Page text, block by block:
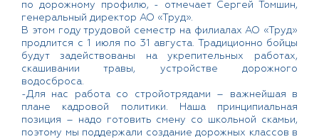
по дорожному профилю, - отмечает Сергей Томшин,
генеральный директор АО «Труд».
В этом году трудовой семестр на филиалах АО «Труд»
продлится с 1 июля по 31 августа. Традиционно бойцы
будут задействованы на укрепительных работах,
скашивании травы, устройстве дорожного
водосброса.
-Для нас работа со стройотрядами – важнейшая в
плане кадровой политики. Наша принципиальная
позиция – надо готовить смену со школьной скамьи,
поэтому мы поддержали создание дорожных классов в